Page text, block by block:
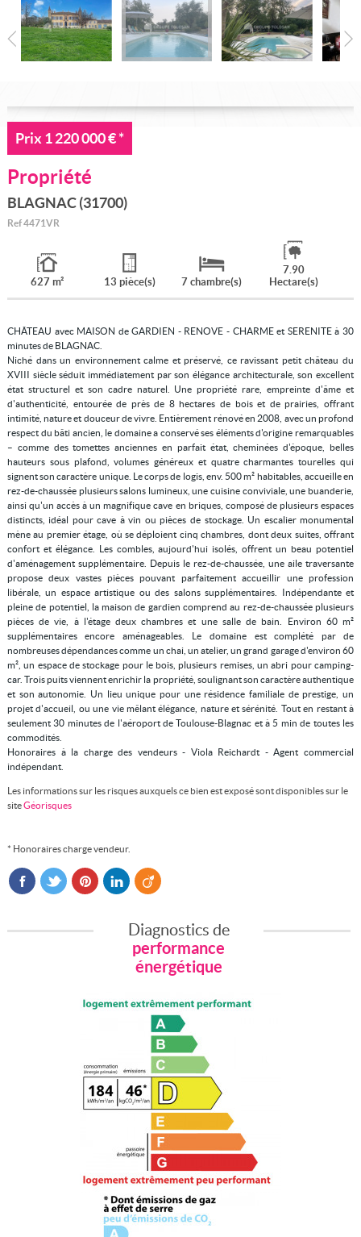
Nous rejoindre
Prix 1 220 000 €*
Propriété
BLAGNAC (31700)
Ref4471VR
627 m² 13 pièce(s) 7 chambre(s)
7.90
Hectare(s)
CHÂTEAU avec MAISON de GARDIEN - RENOVE - CHARME et SERENITE à 30
minutes de BLAGNAC.
Niché dans un environnement calme et préservé, ce ravissant petit château du
XVIII siècle séduit immédiatement par son élégance architecturale, son excellent
état structurel et son cadre naturel. Une propriété rare, empreinte d'âme et
d'authenticité, entourée de près de 8 hectares de bois et de prairies, offrant
intimité, nature et douceur de vivre. Entièrement rénové en 2008, avec un profond
respect du bâti ancien, le domaine a conservé ses éléments d'origine remarquables
– comme des tomettes anciennes en parfait état, cheminées d'époque, belles
hauteurs sous plafond, volumes généreux et quatre charmantes tourelles qui
signent son caractère unique. Le corps de logis, env. 500 m² habitables, accueille en
rez-de-chaussée plusieurs salons lumineux, une cuisine conviviale, une buanderie,
ainsi qu'un accès à un magnifique cave en briques, composé de plusieurs espaces
distincts, idéal pour cave à vin ou pièces de stockage. Un escalier monumental
mène au premier étage, où se déploient cinq chambres, dont deux suites, offrant
confort et élégance. Les combles, aujourd'hui isolés, offrent un beau potentiel
d'aménagement supplémentaire. Depuis le rez-de-chaussée, une aile traversante
propose deux vastes pièces pouvant parfaitement accueillir une profession
libérale, un espace artistique ou des salons supplémentaires. Indépendante et
pleine de potentiel, la maison de gardien comprend au rez-de-chaussée plusieurs
pièces de vie, à l'étage deux chambres et une salle de bain. Environ 60 m²
supplémentaires encore aménageables. Le domaine est complété par de
nombreuses dépendances comme un chai, un atelier, un grand garage d'environ 60
m², un espace de stockage pour le bois, plusieurs remises, un abri pour camping-
car. Trois puits viennent enrichir la propriété, soulignant son caractère authentique
et son autonomie. Un lieu unique pour une résidence familiale de prestige, un
projet d'accueil, ou une vie mêlant élégance, nature et sérénité. Tout en restant à
seulement 30 minutes de l'aéroport de Toulouse-Blagnac et à 5 min de toutes les
commodités.
Honoraires à la charge des vendeurs - Viola Reichardt - Agent commercial
indépendant.
Les informations sur les risques auxquels ce bien est exposé sont disponibles sur le
siteGéorisques
* Honoraires charge vendeur.
Diagnostics de
performance
énergétique